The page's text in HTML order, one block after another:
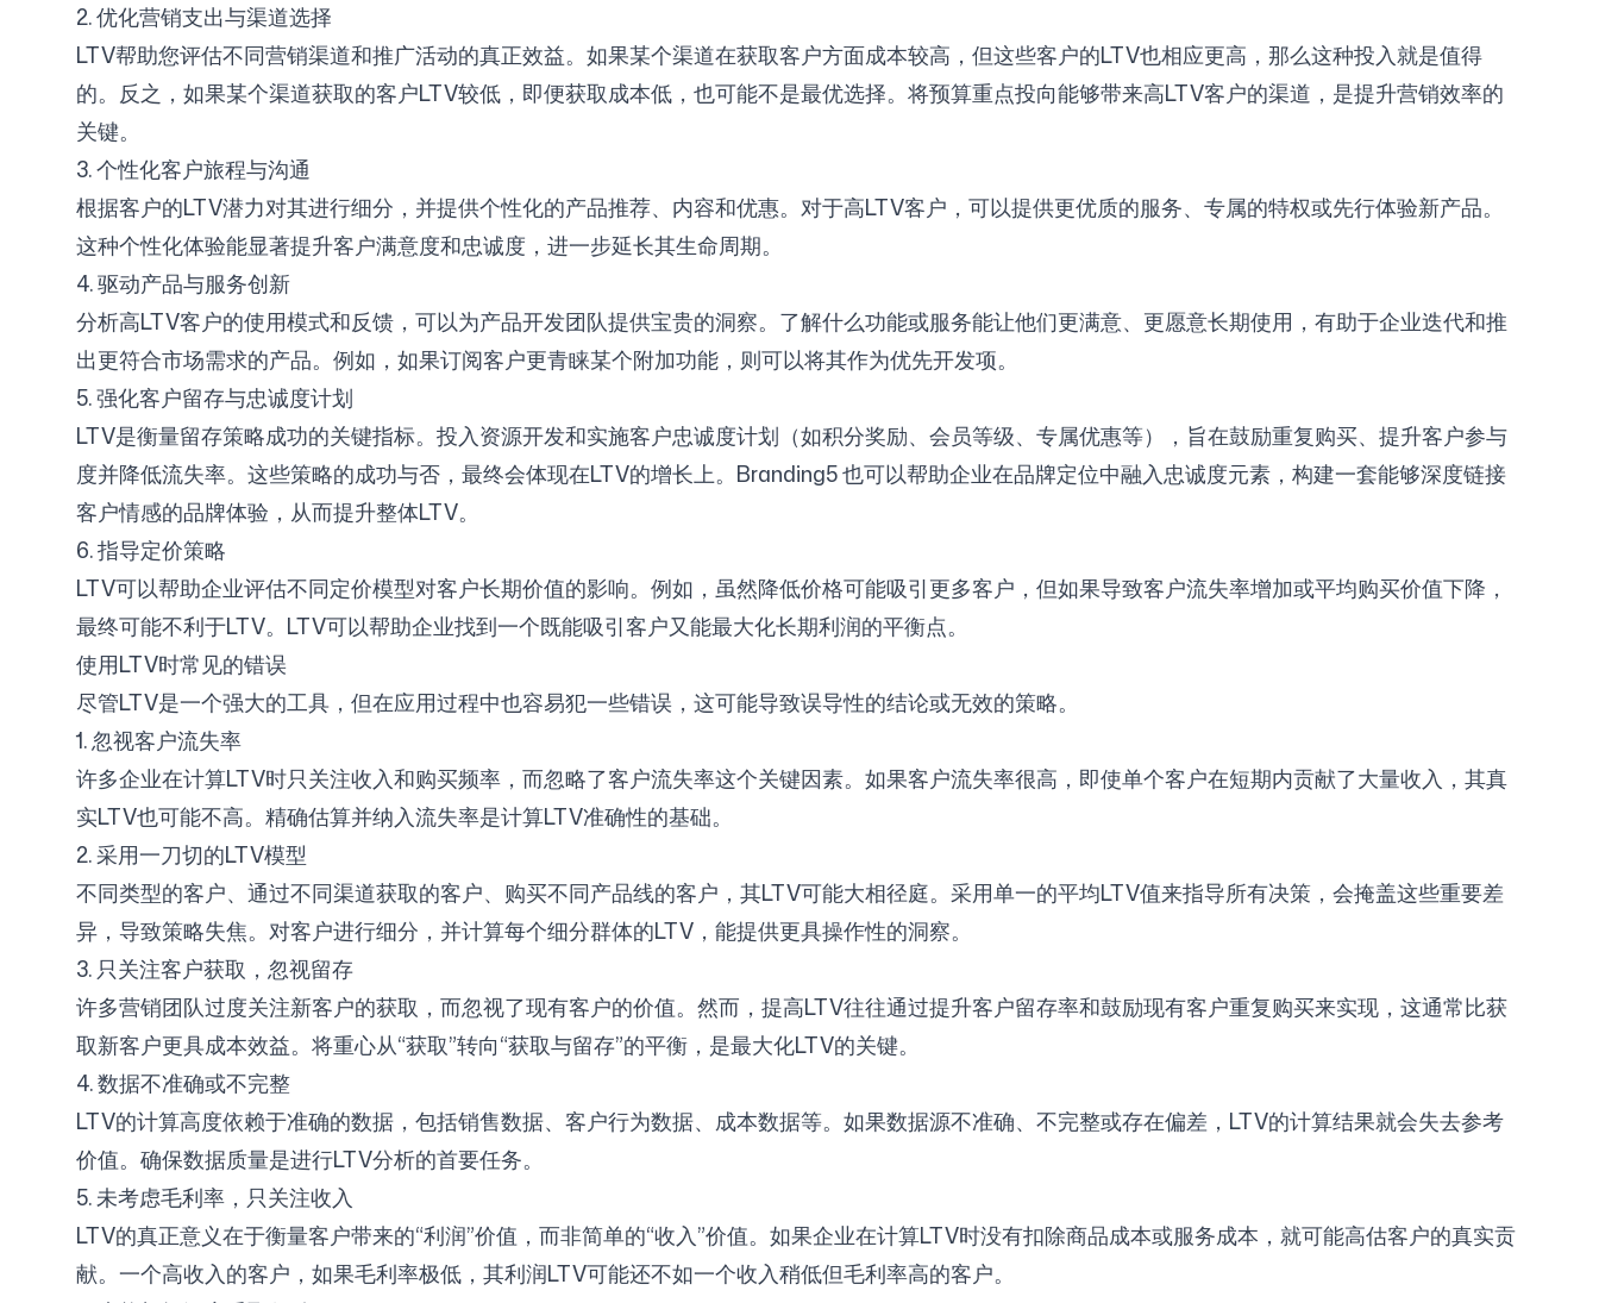
2. 优化营销支出与渠道选择
LTV帮助您评估不同营销渠道和推广活动的真正效益。如果某个渠道在获取客户方面成本较高，但这些客户的LTV也相应更高，那么这种投入就是值得
的。反之，如果某个渠道获取的客户LTV较低，即便获取成本低，也可能不是最优选择。将预算重点投向能够带来高LTV客户的渠道，是提升营销效率的
关键。
3. 个性化客户旅程与沟通
根据客户的LTV潜力对其进行细分，并提供个性化的产品推荐、内容和优惠。对于高LTV客户，可以提供更优质的服务、专属的特权或先行体验新产品。
这种个性化体验能显著提升客户满意度和忠诚度，进一步延长其生命周期。
4. 驱动产品与服务创新
分析高LTV客户的使用模式和反馈，可以为产品开发团队提供宝贵的洞察。了解什么功能或服务能让他们更满意、更愿意长期使用，有助于企业迭代和推
出更符合市场需求的产品。例如，如果订阅客户更青睐某个附加功能，则可以将其作为优先开发项。
5. 强化客户留存与忠诚度计划
LTV是衡量留存策略成功的关键指标。投入资源开发和实施客户忠诚度计划（如积分奖励、会员等级、专属优惠等），旨在鼓励重复购买、提升客户参与
度并降低流失率。这些策略的成功与否，最终会体现在LTV的增长上。Branding5 也可以帮助企业在品牌定位中融入忠诚度元素，构建一套能够深度链接
客户情感的品牌体验，从而提升整体LTV。
6. 指导定价策略
LTV可以帮助企业评估不同定价模型对客户长期价值的影响。例如，虽然降低价格可能吸引更多客户，但如果导致客户流失率增加或平均购买价值下降，
最终可能不利于LTV。LTV可以帮助企业找到一个既能吸引客户又能最大化长期利润的平衡点。
使用LTV时常见的错误
尽管LTV是一个强大的工具，但在应用过程中也容易犯一些错误，这可能导致误导性的结论或无效的策略。
1. 忽视客户流失率
许多企业在计算LTV时只关注收入和购买频率，而忽略了客户流失率这个关键因素。如果客户流失率很高，即使单个客户在短期内贡献了大量收入，其真
实LTV也可能不高。精确估算并纳入流失率是计算LTV准确性的基础。
2. 采用一刀切的LTV模型
不同类型的客户、通过不同渠道获取的客户、购买不同产品线的客户，其LTV可能大相径庭。采用单一的平均LTV值来指导所有决策，会掩盖这些重要差
异，导致策略失焦。对客户进行细分，并计算每个细分群体的LTV，能提供更具操作性的洞察。
3. 只关注客户获取，忽视留存
许多营销团队过度关注新客户的获取，而忽视了现有客户的价值。然而，提高LTV往往通过提升客户留存率和鼓励现有客户重复购买来实现，这通常比获
取新客户更具成本效益。将重心从“获取”转向“获取与留存”的平衡，是最大化LTV的关键。
4. 数据不准确或不完整
LTV的计算高度依赖于准确的数据，包括销售数据、客户行为数据、成本数据等。如果数据源不准确、不完整或存在偏差，LTV的计算结果就会失去参考
价值。确保数据质量是进行LTV分析的首要任务。
5. 未考虑毛利率，只关注收入
LTV的真正意义在于衡量客户带来的“利润”价值，而非简单的“收入”价值。如果企业在计算LTV时没有扣除商品成本或服务成本，就可能高估客户的真实贡
献。一个高收入的客户，如果毛利率极低，其利润LTV可能还不如一个收入稍低但毛利率高的客户。